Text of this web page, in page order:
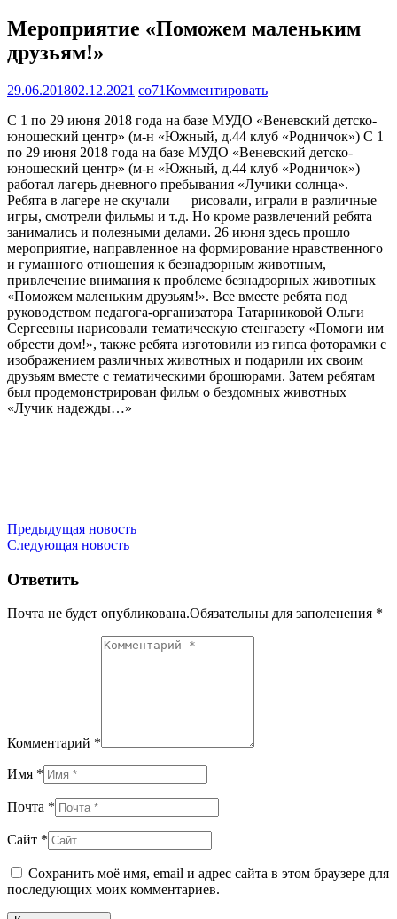
Мероприятие «Поможем маленьким
друзьям!»
29.06.201802.12.2021 co71Комментировать
С 1 по 29 июня 2018 года на базе МУДО «Веневский детско-
юношеский центр» (м-н «Южный, д.44 клуб «Родничок») С 1
по 29 июня 2018 года на базе МУДО «Веневский детско-
юношеский центр» (м-н «Южный, д.44 клуб «Родничок»)
работал лагерь дневного пребывания «Лучики солнца».
Ребята в лагере не скучали — рисовали, играли в различные
игры, смотрели фильмы и т.д. Но кроме развлечений ребята
занимались и полезными делами. 26 июня здесь прошло
мероприятие, направленное на формирование нравственного
и гуманного отношения к безнадзорным животным,
привлечение внимания к проблеме безнадзорных животных
«Поможем маленьким друзьям!». Все вместе ребята под
руководством педагога-организатора Татарниковой Ольги
Сергеевны нарисовали тематическую стенгазету «Помоги им
обрести дом!», также ребята изготовили из гипса фоторамки с
изображением различных животных и подарили их своим
друзьям вместе с тематическими брошюрами. Затем ребятам
был продемонстрирован фильм о бездомных животных
«Лучик надежды…»
Навигация
по
записям
Предыдущая новость
Следующая новость
Ответить
Почта не будет опубликована.Обязательны для заполенения *
Комментарий *
Имя *
Почта *
Сайт *
Сохранить моё имя, email и адрес сайта в этом браузере для
последующих моих комментариев.